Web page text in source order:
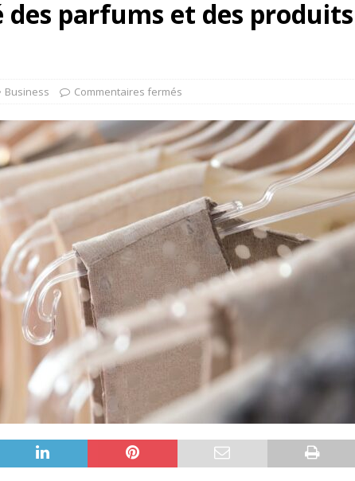
des parfums et des produits
Business Commentaires fermés